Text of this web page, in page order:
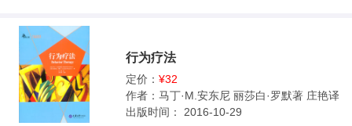
行为疗法
定价： ¥32
作者： 马丁·M.安东尼 丽莎白·罗默著 庄艳译
出版时间：
2016-10-29